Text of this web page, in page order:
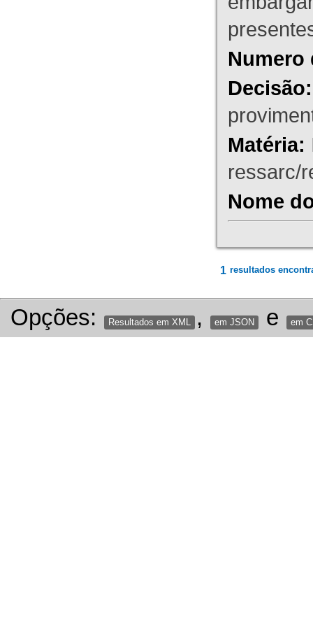
Numero
Decisão:
Matéria:
ressarc/
Nome
1 resultados
Opções: Resultados em XML , em JSON e em